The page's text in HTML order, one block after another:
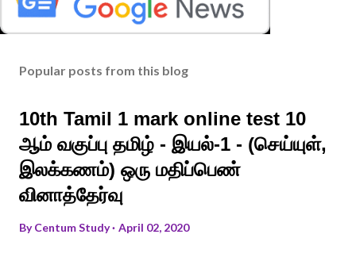
Popular posts from this blog
10th Tamil 1 mark online test 10
ஆம் வகுப்பு தமிழ் - இயல்-1 - (செய்யுள்,
இலக்கணம்) ஒரு மதிப்பெண்
வினாத்தேர்வு
ByCentum Study April 02, 2020